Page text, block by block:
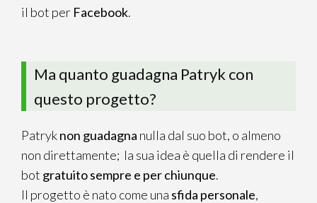
il bot per Facebook.
Ma quanto guadagna Patryk con
questo progetto?
Patryknon guadagna nulla dal suo bot, o almeno
non direttamente; la sua idea è quella di rendere il
bot gratuito sempre e per chiunque.
Il progetto è nato come una sfida personale,